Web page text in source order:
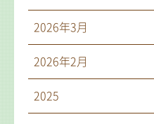
2026年3月
2026年2月
2025